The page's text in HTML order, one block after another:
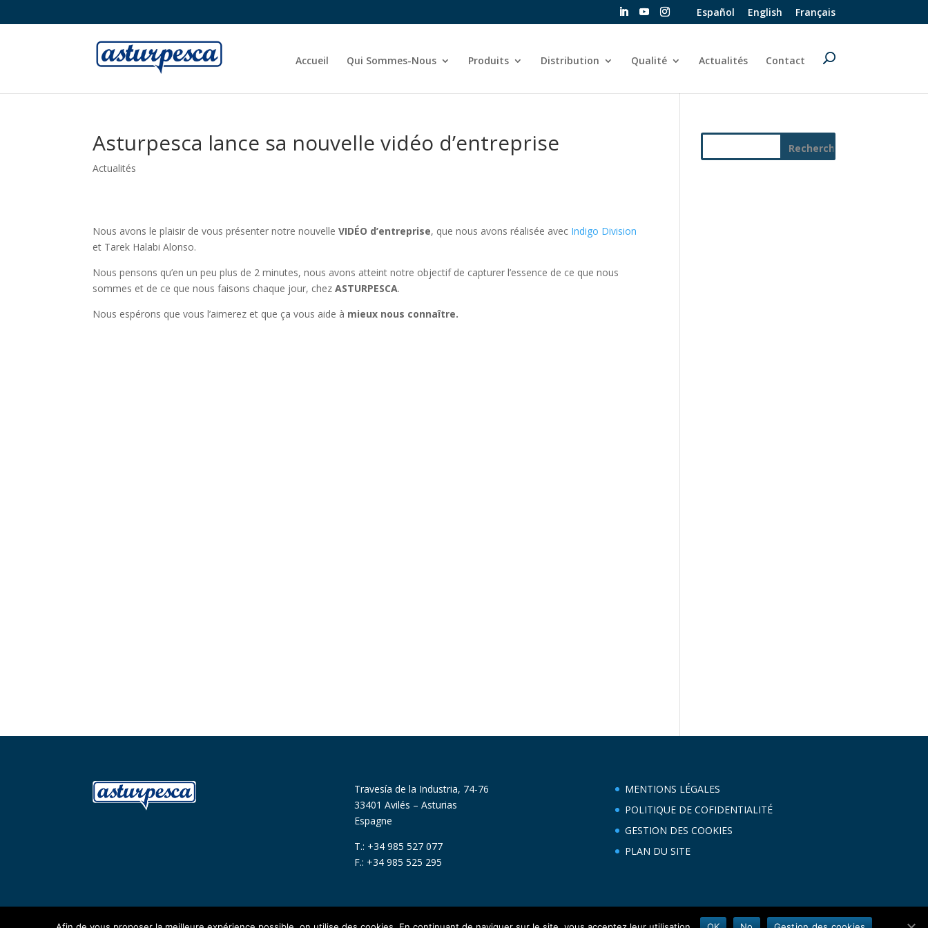
Español English Français
Accueil Qui Sommes-Nous Produits Distribution Qualité Actualités Contact
Asturpesca lance sa nouvelle vidéo d’entreprise
Actualités
Nous avons le plaisir de vous présenter notre nouvelleVIDÉO d’entreprise, que nous avons réalisée avec Indigo Division
et Tarek Halabi Alonso.
Nous pensons qu’en un peu plus de 2 minutes, nous avons atteint notre objectif de capturer l’essence de ce que nous
sommes et de ce que nous faisons chaque jour, chezASTURPESCA.
Nous espérons que vous l’aimerez et que ça vous aide à mieux nous connaître.
Travesía de la Industria, 74-76
33401 Avilés – Asturias
Espagne
T.: +34 985 527 077
F.: +34 985 525 295
MENTIONS LÉGALES
POLITIQUE DE COFIDENTIALITÉ
GESTION DES COOKIES
PLAN DU SITE